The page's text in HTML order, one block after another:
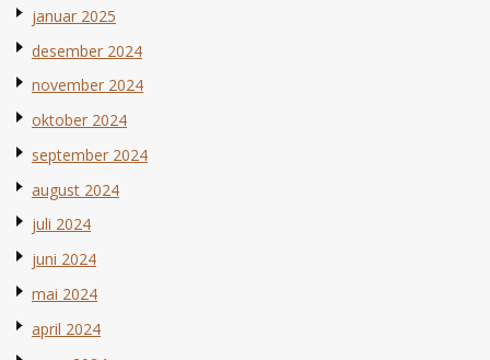
januar 2025
desember 2024
november 2024
oktober 2024
september 2024
august 2024
juli 2024
juni 2024
mai 2024
april 2024